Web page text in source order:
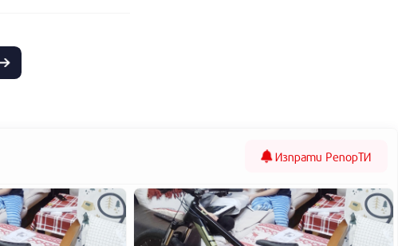
Изпрати РепорТИ